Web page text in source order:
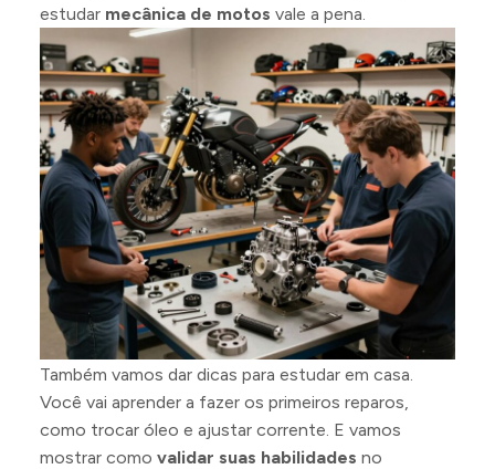
estudar mecânica de motos vale a pena.
Também vamos dar dicas para estudar em casa.
Você vai aprender a fazer os primeiros reparos,
como trocar óleo e ajustar corrente. E vamos
mostrar como validar suas habilidades no